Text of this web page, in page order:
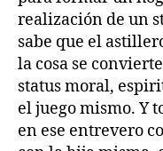
realización de un
sabe que el
la cosa se
status moral,
el juego mismo. Y
en ese entrevero